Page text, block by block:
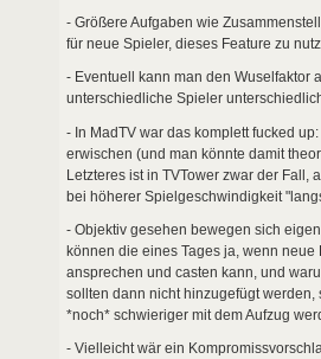
- Größere Aufgaben wie
für neue Spieler, dieses Feature zu
- Eventuell kann man den Wuselfaktor
unterschiedliche Spieler
- In MadTV war das komplett fucked
erwischen (und man könnte damit
Letzteres ist in TVTower zwar der Fall,
bei höherer Spielgeschwindigkeit
- Objektiv gesehen bewegen sich
können die eines Tages ja, wenn
ansprechen und casten kann, und
sollten dann nicht hinzugefügt
*noch* schwieriger mit dem Aufzug
- Vielleicht wär ein